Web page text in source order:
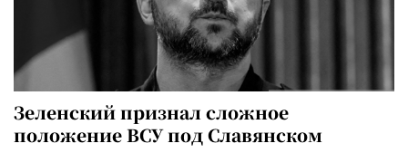
Зеленский признал сложное
положение ВСУ под Славянском